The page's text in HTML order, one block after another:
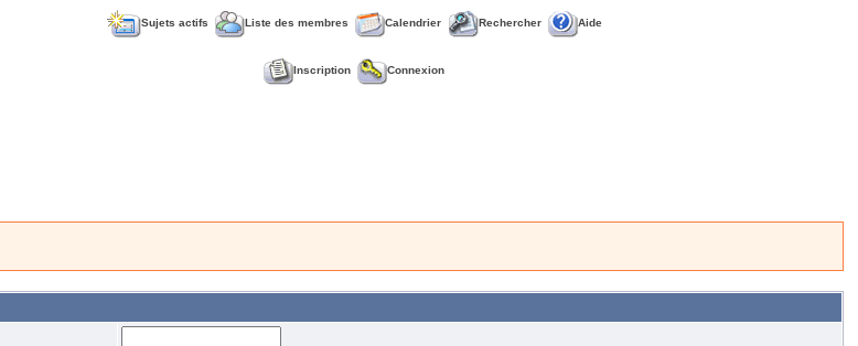
Sujets actifs Liste des membres Calendrier Rechercher Aide
Inscription Connexion